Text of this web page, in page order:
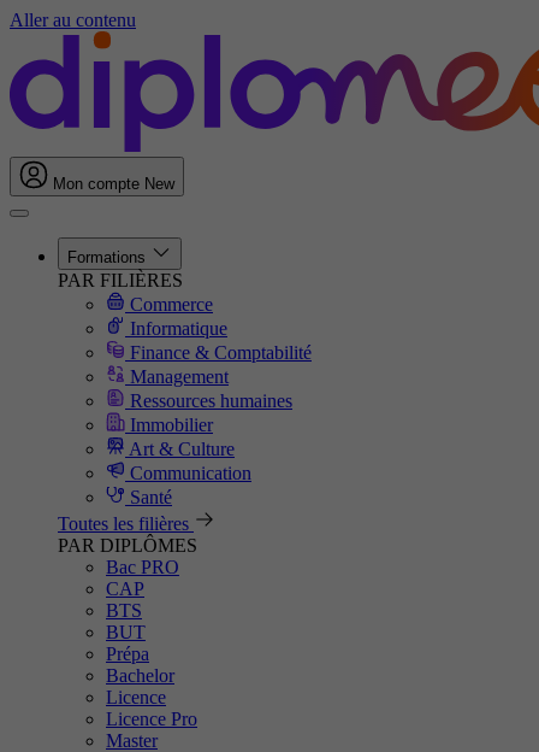
Aller au contenu
Mon compte New
Formations
PAR FILIÈRES
Commerce
Informatique
Finance & Comptabilité
Management
Ressources humaines
Immobilier
Art & Culture
Communication
Santé
Toutes les filières
PAR DIPLÔMES
Bac PRO
CAP
BTS
BUT
Prépa
Bachelor
Licence
Licence Pro
Master